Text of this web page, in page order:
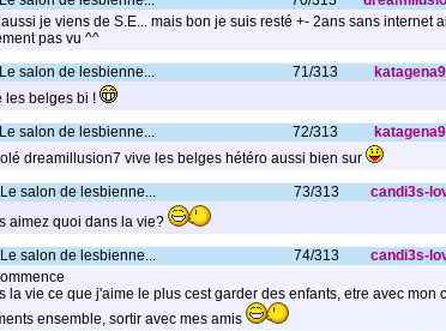
aussi je viens de S.E... mais bon je suis resté +- 2ans sans internet
pas vu ^^
Le salon de lesbienne...
71/313
les belges bi !
Le salon de lesbienne...
72/313
dreamillusion7 vive les belges hétéro aussi bien sur
Le salon de lesbienne...
73/313 candi3s-
aimez quoi dans la vie?
Le salon de lesbienne...
74/313 candi3s-
la vie ce que j'aime le plus cest garder des enfants, etre avec mon
ensemble, sortir avec mes amis